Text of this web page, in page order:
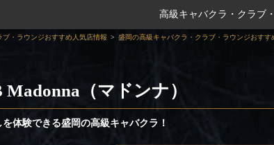
高級キャバクラ・クラブ
・ラウンジおすすめ人気店情報 盛岡の高級キャバクラ・クラブ・ラウンジおすす
Madonna（マドンナ）
体験できる盛岡の高級キャバクラ！